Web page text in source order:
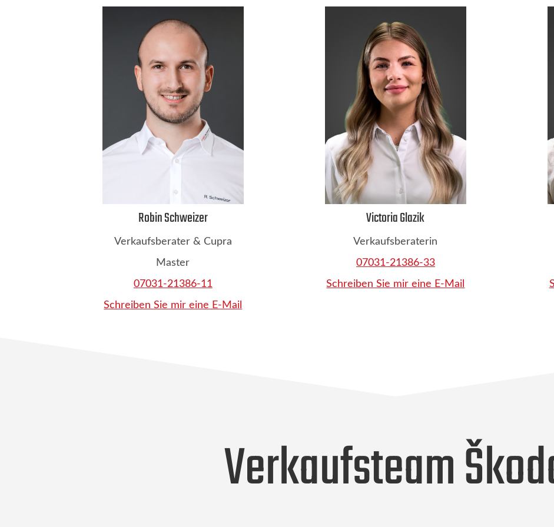
Robin Schweizer
Verkaufsberater & Cupra
Master
07031-21386-11
Schreiben Sie mir eine E-Mail
Victoria Glazik
Verkaufsberaterin
07031-21386-33
Schreiben Sie mir eine E-Mail
Verkaufsteam